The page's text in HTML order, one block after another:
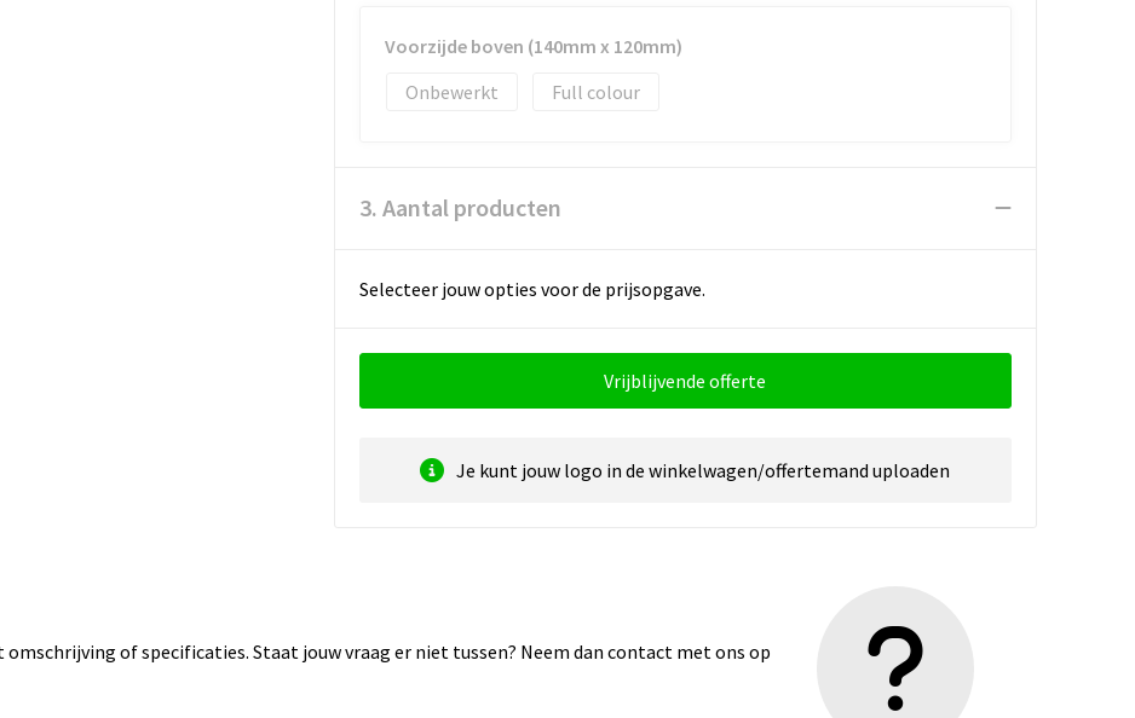
Voorzijde boven (140mm x 120mm)
Onbewerkt
Full colour
3. Aantal producten
Selecteer jouw opties voor de prijsopgave.
Vrijblijvende offerte
Je kunt jouw logo in de winkelwagen/offertemand uploaden
of specificaties. Staat jouw vraag er niet tussen? Neem dan contact met ons op